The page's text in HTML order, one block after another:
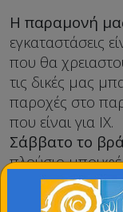
Η παραμονή
εγκαταστάσεις
που θα
τις δικές μας
παροχές στο
που
Σάββατο το
πλούσιο μπουφέ
τα αναψυκτικά
άτομο.